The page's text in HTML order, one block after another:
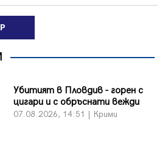
Убитият в Пловдив - горен с
цигари и с обръснати вежди
07.08.2026, 14:51 | Крими